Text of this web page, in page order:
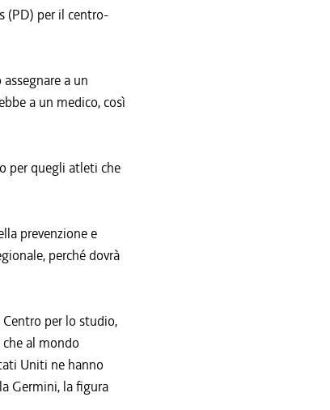
(PD) per il centro-
a un
a un medico, così
per quegli atleti che
prevenzione e
perché dovrà
per lo studio,
al mondo
Uniti ne hanno
Germini, la figura